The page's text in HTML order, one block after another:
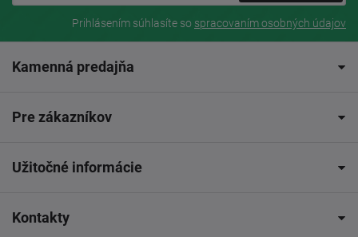
Prihlásením súhlasíte so spracovaním osobných údajov
Kamenná predajňa
Pre zákazníkov
Užitočné informácie
Kontakty